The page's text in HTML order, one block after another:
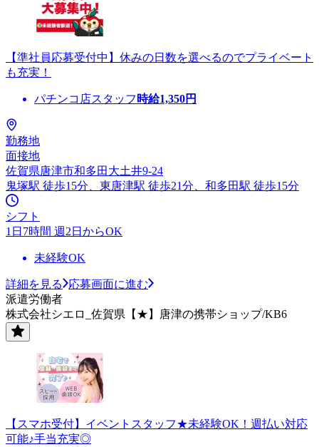
【準社員応募受付中】休みの日数を選べるのでプライベート
も充実！
パチンコ店スタッフ 時給1,350円
勤務地
面接地
佐賀県唐津市和多田大土井9-24
鬼塚駅 徒歩15分、東唐津駅 徒歩21分、和多田駅 徒歩15分
シフト
1日7時間 週2日からOK
未経験OK
詳細を見る
応募画面に進む
派遣労働者
株式会社シエロ_佐賀県【★】唐津の携帯ショップ/KB6
【スマホ受付】イベントスタッフ★未経験OK！週払い対応
可能♪手当充実◎